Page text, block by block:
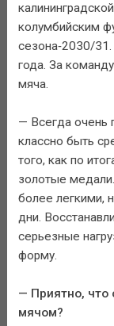
колумбийским
сезона‑2030/
года. За
мяча.
— Всегда очень
классно быть
того, как по
золотые
более легкими,
дни.
серьезные
форму.
— Приятно, что
мячом?